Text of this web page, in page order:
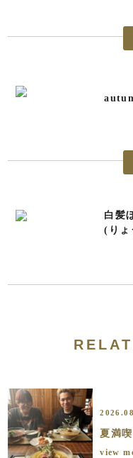
白髪
(りょ
夏満
view